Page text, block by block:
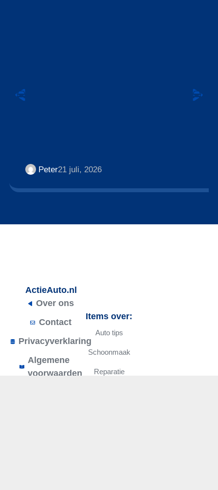
Peter21 juli, 2026
ActieAuto.nl
Over ons
Contact
Privacyverklaring
Algemene
voorwaarden
Items over:
Auto tips
Schoonmaak
Reparatie